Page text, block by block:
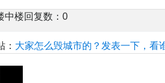
中楼回复数：0
： 大家怎么毁城市的？发表一下，看